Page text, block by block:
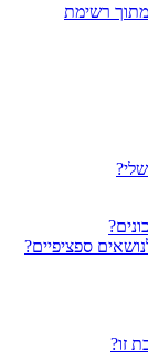
רשימת
ספציפיים?
זו?